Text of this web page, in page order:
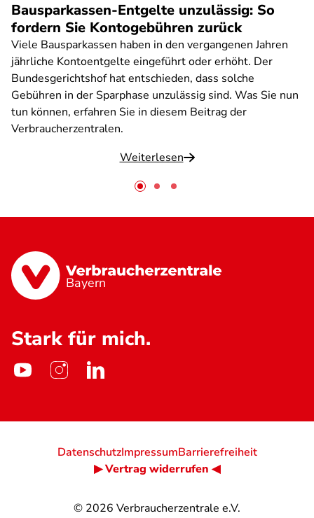
Bausparkassen-Entgelte unzulässig: So
fordern Sie Kontogebühren zurück
Viele Bausparkassen haben in den vergangenen Jahren
jährliche Kontoentgelte eingeführt oder erhöht. Der
Bundesgerichtshof hat entschieden, dass solche
Gebühren in der Sparphase unzulässig sind. Was Sie nun
tun können, erfahren Sie in diesem Beitrag der
Verbraucherzentralen.
Weiterlesen
Bayern
Stark für mich.
© 2026 Verbraucherzentrale e.V.
DatenschutzImpressumBarrierefreiheit
▶ Vertrag widerrufen ◀